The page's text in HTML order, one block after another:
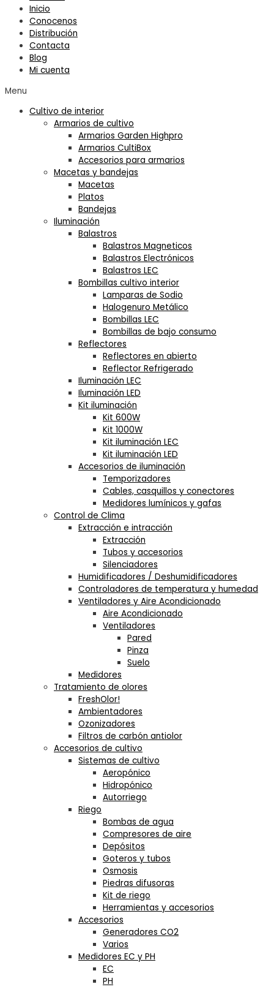
Inicio
Conocenos
Distribución
Contacta
Blog
Mi cuenta
Menu
Cultivo de interior
Armarios de cultivo
Armarios Garden Highpro
Armarios CultiBox
Accesorios para armarios
Macetas y bandejas
Macetas
Platos
Bandejas
Iluminación
Balastros
Balastros Magneticos
Balastros Electrónicos
Balastros LEC
Bombillas cultivo interior
Lamparas de Sodio
Halogenuro Metálico
Bombillas LEC
Bombillas de bajo consumo
Reflectores
Reflectores en abierto
Reflector Refrigerado
Iluminación LEC
Iluminación LED
Kit iluminación
Kit 600W
Kit 1000W
Kit iluminación LEC
Kit iluminación LED
Accesorios de iluminación
Temporizadores
Cables, casquillos y conectores
Medidores lumínicos y gafas
Control de Clima
Extracción e intracción
Extracción
Tubos y accesorios
Silenciadores
Humidificadores / Deshumidificadores
Controladores de temperatura y humedad
Ventiladores y Aire Acondicionado
Aire Acondicionado
Ventiladores
Pared
Pinza
Suelo
Medidores
Tratamiento de olores
FreshOlor!
Ambientadores
Ozonizadores
Filtros de carbón antiolor
Accesorios de cultivo
Sistemas de cultivo
Aeropónico
Hidropónico
Autorriego
Riego
Bombas de agua
Compresores de aire
Depósitos
Goteros y tubos
Osmosis
Piedras difusoras
Kit de riego
Herramientas y accesorios
Accesorios
Generadores CO2
Varios
Medidores EC y PH
EC
PH